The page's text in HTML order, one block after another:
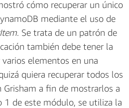
cómo recuperar un único
mediante el uso de
. Se trata de un patrón de
también debe tener la
varios elementos en una
quiera recuperar todos los
Grisham a fin de mostrarlos a
1 de este módulo, se utiliza la